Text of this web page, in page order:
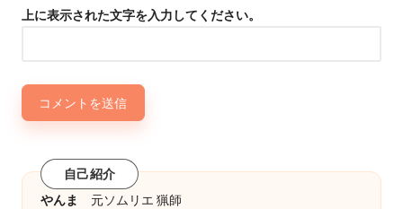
上に表示された文字を入力してください。
自己紹介
やんま
元ソムリエ 猟師